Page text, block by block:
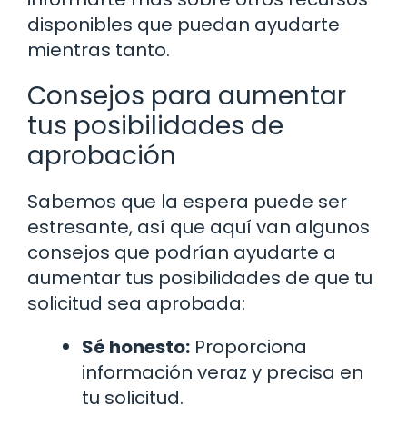
disponibles que puedan ayudarte
mientras tanto.
Consejos para aumentar
tus posibilidades de
aprobación
Sabemos que la espera puede ser
estresante, así que aquí van algunos
consejos que podrían ayudarte a
aumentar tus posibilidades de que tu
solicitud sea aprobada:
Sé honesto: Proporciona
información veraz y precisa en
tu solicitud.